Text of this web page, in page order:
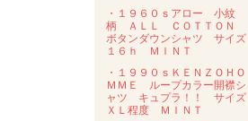
・１９６０ｓアロー 小紋
柄 ＡＬＬ ＣＯＴＴＯＮ
ボタンダウンシャツ サイズ
１６ｈ ＭＩＮＴ
・１９９０ｓＫＥＮＺＯＨＯ
ＭＭＥ ループカラー開襟シ
ャツ キュプラ！！ サイズ
ＸＬ程度 ＭＩＮＴ